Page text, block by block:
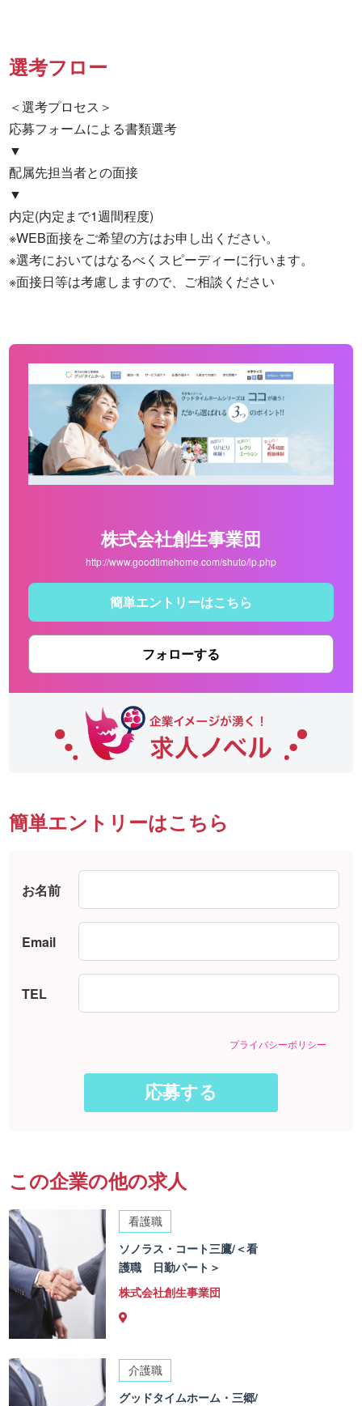
選考フロー
＜選考プロセス＞
応募フォームによる書類選考
▼
配属先担当者との面接
▼
内定(内定まで1週間程度)
※WEB面接をご希望の方はお申し出ください。
※選考においてはなるべくスピーディーに行います。
※面接日等は考慮しますので、ご相談ください
株式会社創生事業団
http://www.goodtimehome.com/shuto/lp.php
簡単エントリーはこちら
フォローする
簡単エントリーはこちら
お名前
Email
TEL
プライバシーポリシー
この企業の他の求人
看護職
ソノラス・コート三鷹/＜看
護職 日勤パート＞
株式会社創生事業団
介護職
グッドタイムホーム・三郷/